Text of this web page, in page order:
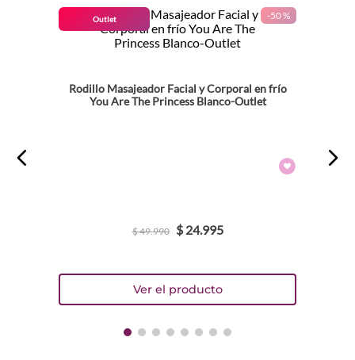
Outlet -50 %
Rodillo Masajeador Facial y Corporal en frío
You Are The Princess Blanco-Outlet
$49.990 $ 24.995